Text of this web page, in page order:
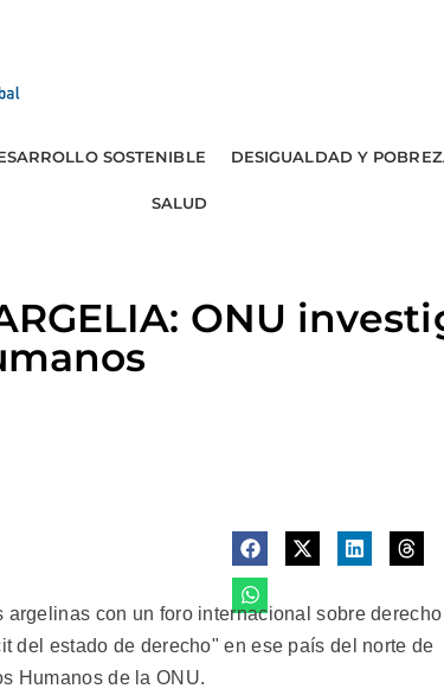
SOSTENIBLE DESIGUALDAD Y
SALUD
ONU
con un foro internacional sobre derecho
del estado de derecho" en ese país del norte de
Humanos de la ONU.